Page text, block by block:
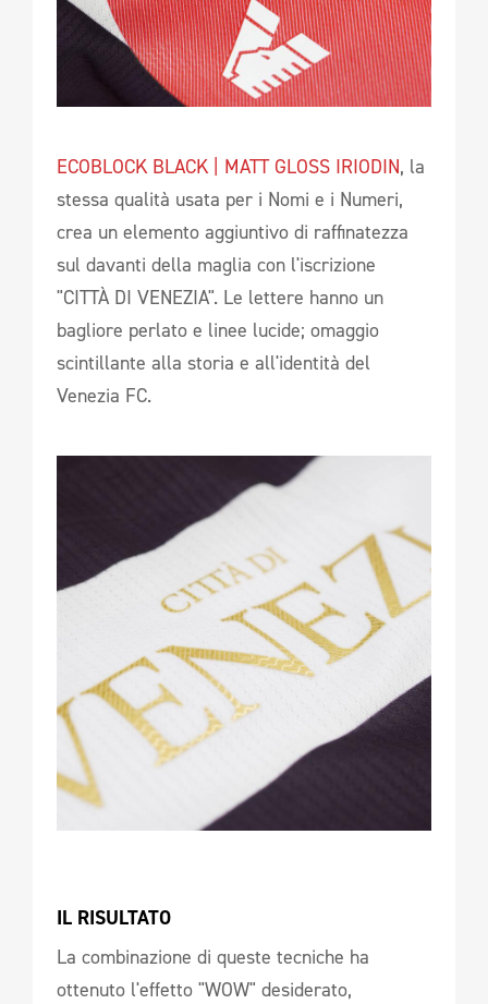
ECOBLOCK BLACK | MATT GLOSS IRIODIN, la
stessa qualità usata per i Nomi e i Numeri,
crea un elemento aggiuntivo di raffinatezza
sul davanti della maglia con l'iscrizione
"CITTÀ DI VENEZIA". Le lettere hanno un
bagliore perlato e linee lucide; omaggio
scintillante alla storia e all'identità del
Venezia FC.
IL RISULTATO
La combinazione di queste tecniche ha
ottenuto l'effetto "WOW" desiderato,